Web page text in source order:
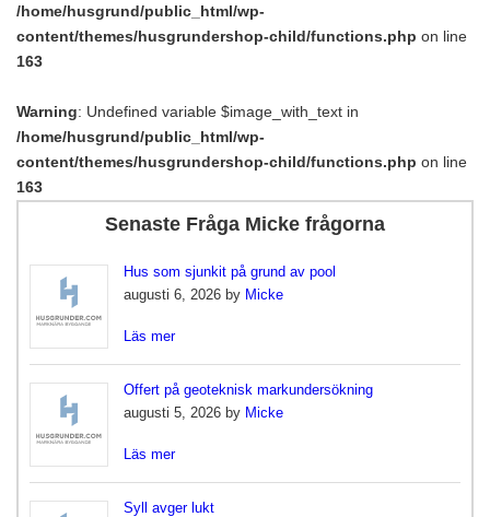
/home/husgrund/public_html/wp-
content/themes/husgrundershop-child/functions.php on line
163
Warning: Undefined variable $image_with_text in
/home/husgrund/public_html/wp-
content/themes/husgrundershop-child/functions.php on line
163
Senaste Fråga Micke frågorna
Hus som sjunkit på grund av pool
augusti 6, 2026 by Micke
Läs mer
Offert på geoteknisk markundersökning
augusti 5, 2026 by Micke
Läs mer
Syll avger lukt